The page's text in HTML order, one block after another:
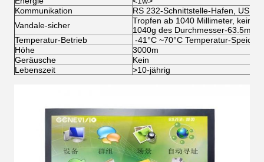
Kommunikation
RS 232-Schnittstelle-Hafen, USB-
Vandale-sicher
Tropfen ab 1040 Millimeter, kein
1040g des Durchmesser-63.5mm)
Temperatur-Betrieb
-41°C ~70°C Temperatur-
Höhe
3000m
Geräusche
Kein
Lebenszeit
>10-jährig